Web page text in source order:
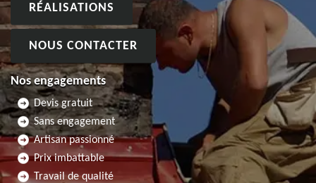
RÉALISATIONS
NOUS CONTACTER
Nos engagements
Devis gratuit
Sans engagement
Artisan passionné
Prix imbattable
Travail de qualité